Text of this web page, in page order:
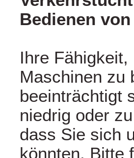
Bedienen
Ihre
Maschinen zu
beeinträchtigt
niedrig oder
dass Sie sich
könnten. Bitte